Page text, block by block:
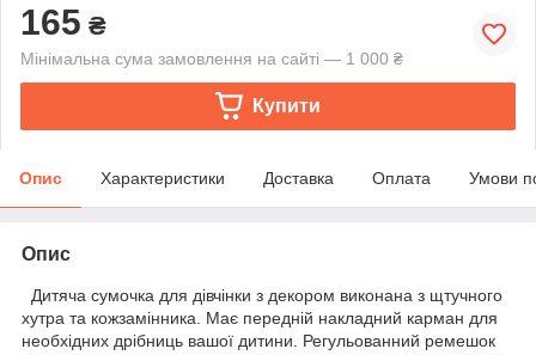
165 ₴
Мінімальна сума замовлення на сайті — 1 000 ₴
Купити
Опис Характеристики Доставка Оплата Умови
Опис
Дитяча сумочка для дівчінки з декором виконана з щтучного
хутра та кожзамінника. Має передній накладний карман для
необхідних дрібниць вашої дитини. Регульованний ремешок